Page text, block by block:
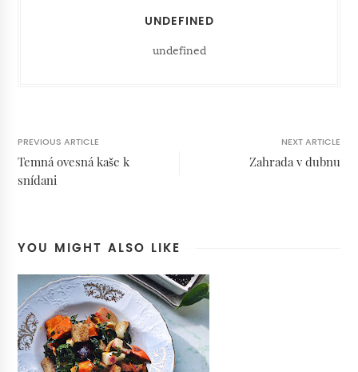
UNDEFINED
undefined
PREVIOUS ARTICLE
Temná ovesná kaše k
snídani
NEXT ARTICLE
Zahrada v dubnu
YOU MIGHT ALSO LIKE